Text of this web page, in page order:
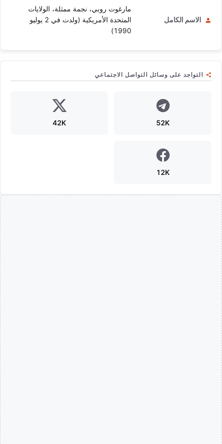
الاسم الكامل
مارغوت روبي، نجمة ممثلة، الولايات
المتحدة الأمريكية (ولدت في 2 يوليو
1990)
التواجد على وسائل التواصل الاجتماعي
52K
42K
12K